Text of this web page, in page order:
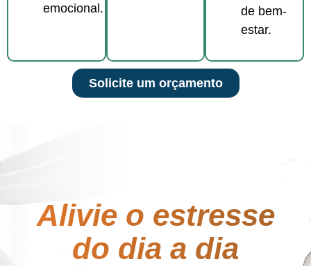
emocional.
de bem-
estar.
Solicite um orçamento
Alivie o estresse
do dia a dia